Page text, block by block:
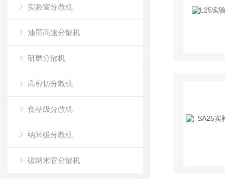
实验室分散机
油墨高速分散机
研磨分散机
高剪切分散机
食品级分散机
纳米级分散机
碳纳米管分散机